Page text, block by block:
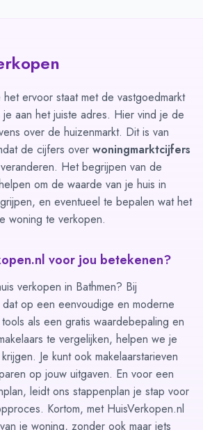
ervoor staat met de vastgoedmarkt
aan het juiste adres. Hier vind je de
over de huizenmarkt. Dit is van
de cijfers over woningmarktcijfers
Het begrijpen van de
om de waarde van je huis in
en eventueel te bepalen wat het
woning te verkopen.
voor jou betekenen?
verkopen in Bathmen? Bij
op een eenvoudige en moderne
als een gratis waardebepaling en
te vergelijken, helpen we je
Je kunt ook makelaarstarieven
op jouw uitgaven. En voor een
leidt ons stappenplan je stap voor
Kortom, met HuisVerkopen.nl
je woning, zonder ook maar iets